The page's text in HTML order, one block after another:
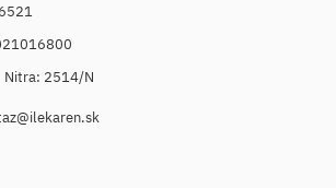
Nitra: 2514/N